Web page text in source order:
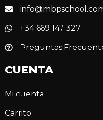
+34 669 147 327
Preguntas
CUENTA
Mi cuenta
Carrito